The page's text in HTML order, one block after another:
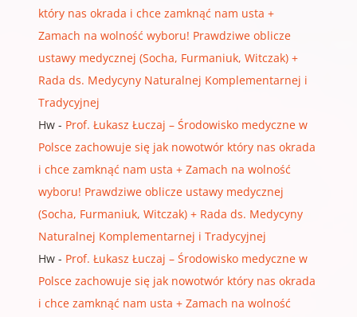
który nas okrada i chce zamknąć nam usta +
Zamach na wolność wyboru! Prawdziwe oblicze
ustawy medycznej (Socha, Furmaniuk, Witczak) +
Rada ds. Medycyny Naturalnej Komplementarnej i
Tradycyjnej
Hw- Prof. Łukasz Łuczaj – Środowisko medyczne w
Polsce zachowuje się jak nowotwór który nas okrada
i chce zamknąć nam usta + Zamach na wolność
wyboru! Prawdziwe oblicze ustawy medycznej
(Socha, Furmaniuk, Witczak) + Rada ds. Medycyny
Naturalnej Komplementarnej i Tradycyjnej
Hw- Prof. Łukasz Łuczaj – Środowisko medyczne w
Polsce zachowuje się jak nowotwór który nas okrada
i chce zamknąć nam usta + Zamach na wolność